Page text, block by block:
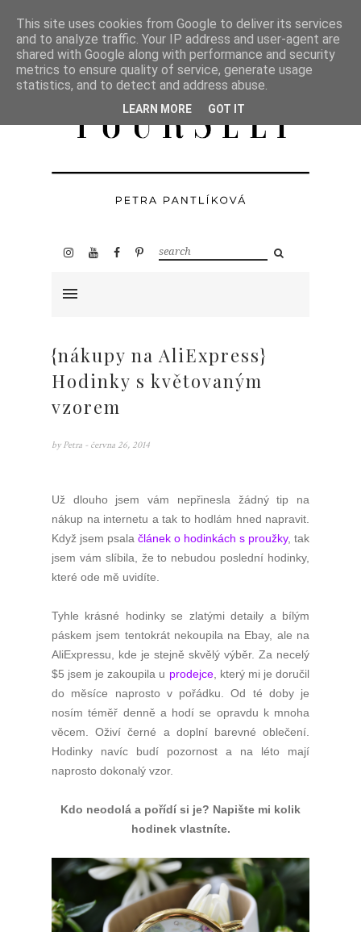
{nákupy na AliExpress}
Hodinky s květovaným
vzorem
by Petra - června 26, 2014
Už dlouho jsem vám nepřinesla žádný tip na
nákup na internetu a tak to hodlám hned napravit.
Když jsem psala článek o hodinkách s proužky, tak
jsem vám slíbila, že to nebudou poslední hodinky,
které ode mě uvidíte.
Tyhle krásné hodinky se zlatými detaily a bílým
páskem jsem tentokrát nekoupila na Ebay, ale na
AliExpressu, kde je stejně skvělý výběr. Za necelý
$5 jsem je zakoupila u prodejce, který mi je doručil
do měsíce naprosto v pořádku. Od té doby je
nosím téměř denně a hodí se opravdu k mnoha
věcem. Oživí černé a doplní barevné oblečení.
Hodinky navíc budí pozornost a na léto mají
naprosto dokonalý vzor.
Kdo neodolá a pořídí si je? Napište mi kolik
hodinek vlastníte.
This site uses cookies from Google to deliver its services
and to analyze traffic. Your IP address and user-agent are
shared with Google along with performance and security
metrics to ensure quality of service, generate usage
statistics, and to detect and address abuse.
LEARN MORE GOT IT